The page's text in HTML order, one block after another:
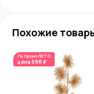
Похожие
По промоЛЕТО
цена 598 ₽